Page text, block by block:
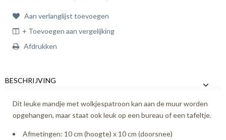
Aan verlanglijst toevoegen
+ Toevoegen aan vergelijking
Afdrukken
BESCHRIJVING
Dit leuke mandje met wolkjespatroon kan aan de muur worden
opgehangen, maar staat ook leuk op een bureau of een tafeltje.
Afmetingen: 10 cm (hoogte) x 10 cm (doorsnee)